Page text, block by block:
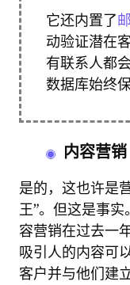
它还内置了
动验证潜在
有联系人都
数据库始终
内容营销
是的，这也许是
王”。但这是事实。
容营销在过去一
吸引人的内容可
客户并与他们建